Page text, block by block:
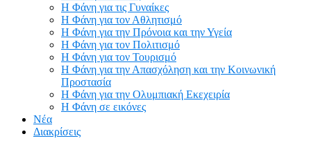
Η Φάνη για τις Γυναίκες
Η Φάνη για τον Αθλητισμό
Η Φάνη για την Πρόνοια και την Υγεία
Η Φάνη για τον Πολιτισμό
Η Φάνη για τον Τουρισμό
Η Φάνη για την Απασχόληση και την Κοινωνική
Προστασία
Η Φάνη για την Ολυμπιακή Εκεχειρία
Η Φάνη σε εικόνες
Νέα
Διακρίσεις